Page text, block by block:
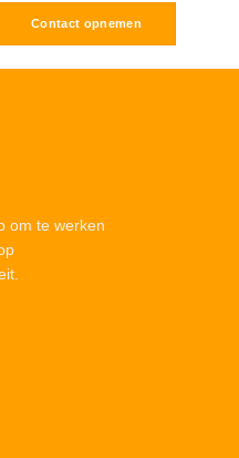
Contact opnemen
om te werken